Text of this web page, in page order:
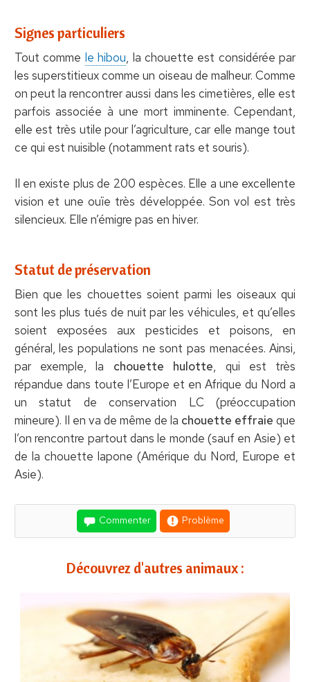
Signes particuliers
Tout comme le hibou, la chouette est considérée par
les superstitieux comme un oiseau de malheur. Comme
on peut la rencontrer aussi dans les cimetières, elle est
parfois associée à une mort imminente. Cependant,
elle est très utile pour l’agriculture, car elle mange tout
ce qui est nuisible (notamment rats et souris).
Il en existe plus de 200 espèces. Elle a une excellente
vision et une ouïe très développée. Son vol est très
silencieux. Elle n’émigre pas en hiver.
Statut de préservation
Bien que les chouettes soient parmi les oiseaux qui
sont les plus tués de nuit par les véhicules, et qu’elles
soient exposées aux pesticides et poisons, en
général, les populations ne sont pas menacées. Ainsi,
par exemple, la chouette hulotte, qui est très
répandue dans toute l’Europe et en Afrique du Nord a
un statut de conservation LC (préoccupation
mineure). Il en va de même de la chouette effraie que
l’on rencontre partout dans le monde (sauf en Asie) et
de la chouette lapone (Amérique du Nord, Europe et
Asie).
Commenter Problème
Découvrez d'autres animaux :